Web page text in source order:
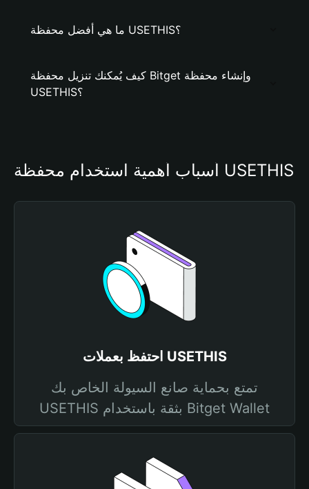
ما هي أفضل محفظة USETHIS؟
كيف يُمكنك تنزيل محفظة Bitget وإنشاء محفظة
USETHIS؟
أسباب أهمية استخدام محفظة USETHIS
احتفظ بعملات USETHIS
تمتع بحماية صانع السيولة الخاص بك
USETHIS بثقة باستخدام Bitget Wallet